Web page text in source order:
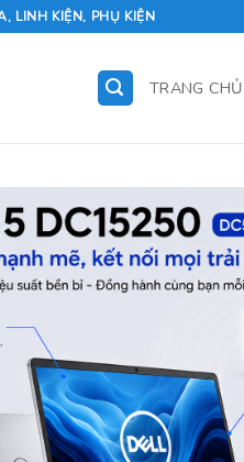
LINH KIỆN, PHỤ KIỆN
TRANG CHỦ